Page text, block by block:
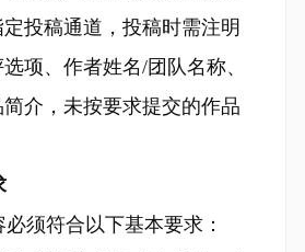
投稿通道，投稿时需注明
项、作者姓名/团队名称、
介，未按要求提交的作品
须符合以下基本要求：